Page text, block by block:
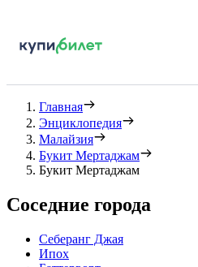
Главная
Энциклопедия
Малайзия
Букит Мертаджам
Букит Мертаджам
Соседние города
Себеранг Джая
Ипох